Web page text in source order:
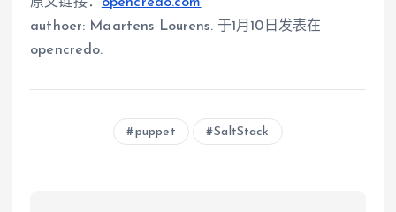
原文链接： opencredo.com
authoer: Maartens Lourens. 于1月10日发表在
opencredo.
puppet SaltStack